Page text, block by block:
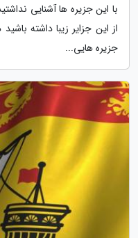
با این جزیره ها آشنایی
از این جزایر زیبا داشته
جزیره هایی...